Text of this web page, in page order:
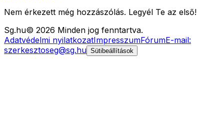
Nem érkezett még hozzászólás. Legyél Te az első!
Sg.hu© 2026 Minden jog fenntartva.
Adatvédelmi nyilatkozatImpresszumFórumE-mail:
szerkesztoseg@sg.hu Sütibeállítások